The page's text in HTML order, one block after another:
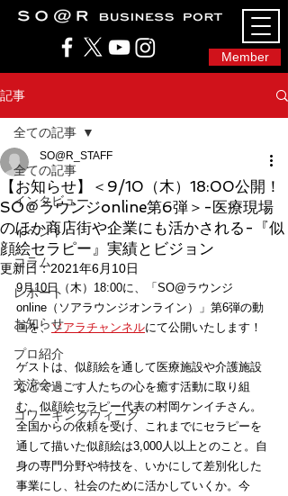
Member
SO@Rビジネスポート｜広島市のシェアオフィ
ス・コワーキングスペース
記事
全ての記事
インタビュー
イベント
コラム
レポート
お知らせ
プロ紹介
交流会
コワーキングウィーク
全ての記事
【お知らせ】＜9/10（木）18:00公開！
SO＠ラウンジonline第6弾＞-医療現場
のほか商店街や企業にも活かされる-『似
顔絵セラピー』実績とビジョン
SO@R_STAFF
更新日：2021年6月10日
9月10日（木）18:00に、「SO@ラウンジ
online（ソアラウンジオンライン）」第6弾の動
画を、ソアラチャンネルにて公開いたします！
ゲストは、似顔絵を通して医療施設や介護施設
などで過ごす人たちの心を癒す活動に取り組
む、似顔絵セラピー代表の村岡ケンイチさん。
全国からの依頼を受け、これまでにセラピーを
通して描いた似顔絵は3,000人以上とのこと。 自
身の専門分野や特技を、いかにして差別化した
事業にし、社会のために活かしていくか。今